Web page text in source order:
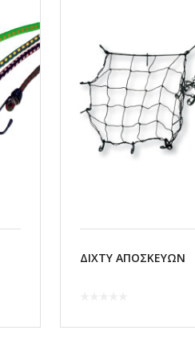
ΔΙΧΤΥ ΑΠΟΣΚΕΥΩΝ